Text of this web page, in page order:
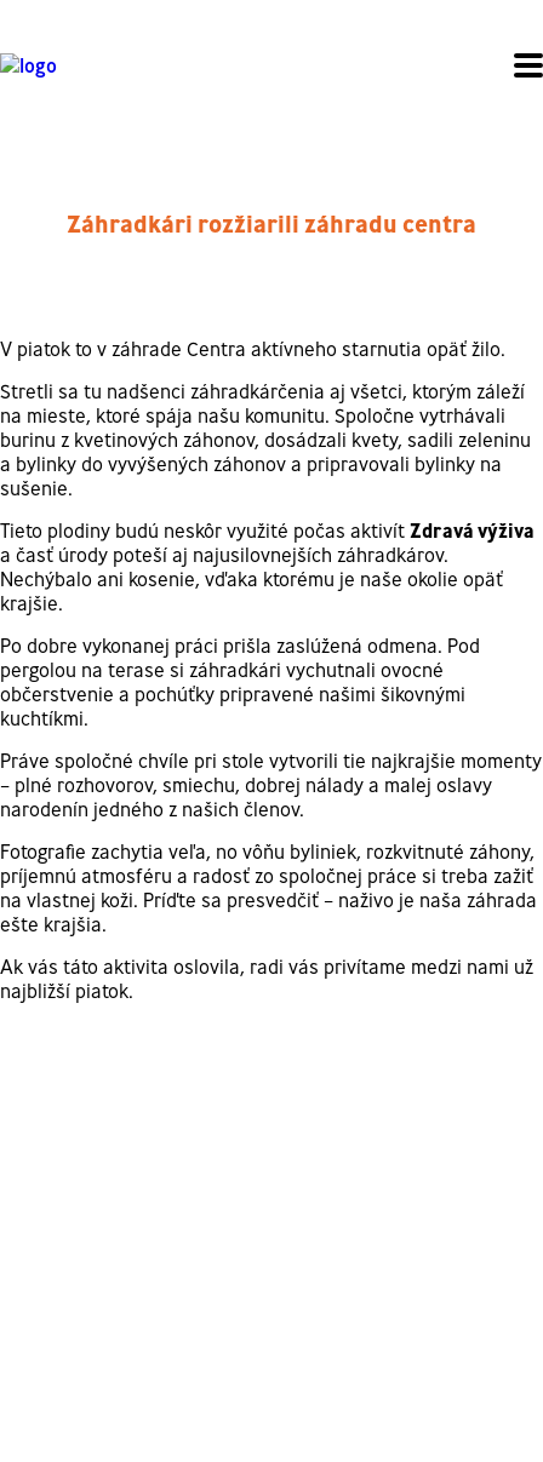
Záhradkári rozžiarili záhradu centra
V piatok to v záhrade Centra aktívneho starnutia opäť žilo.
Stretli sa tu nadšenci záhradkárčenia aj všetci, ktorým záleží
na mieste, ktoré spája našu komunitu. Spoločne vytrhávali
burinu z kvetinových záhonov, dosádzali kvety, sadili zeleninu
a bylinky do vyvýšených záhonov a pripravovali bylinky na
sušenie.
Tieto plodiny budú neskôr využité počas aktivít Zdravá výživa
a časť úrody poteší aj najusilovnejších záhradkárov.
Nechýbalo ani kosenie, vďaka ktorému je naše okolie opäť
krajšie.
Po dobre vykonanej práci prišla zaslúžená odmena. Pod
pergolou na terase si záhradkári vychutnali ovocné
občerstvenie a pochúťky pripravené našimi šikovnými
kuchtíkmi.
Práve spoločné chvíle pri stole vytvorili tie najkrajšie momenty
– plné rozhovorov, smiechu, dobrej nálady a malej oslavy
narodenín jedného z našich členov.
Fotografie zachytia veľa, no vôňu byliniek, rozkvitnuté záhony,
príjemnú atmosféru a radosť zo spoločnej práce si treba zažiť
na vlastnej koži. Príďte sa presvedčiť – naživo je naša záhrada
ešte krajšia.
Ak vás táto aktivita oslovila, radi vás privítame medzi nami už
najbližší piatok.